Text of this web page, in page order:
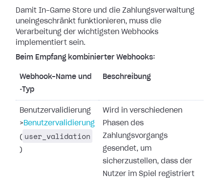
Damit In-Game Store und die Zahlungsverwaltung
uneingeschränkt funktionieren, muss die
Verarbeitung der wichtigsten Webhooks
implementiert sein.
Beim Empfang kombinierter Webhooks:
Webhook-Name und
‑Typ
Beschreibung
Benutzervalidierung
> Benutzervalidierung
( user_validation
)
Wird in verschiedenen
Phasen des
Zahlungsvorgangs
gesendet, um
sicherzustellen, dass der
Nutzer im Spiel registriert